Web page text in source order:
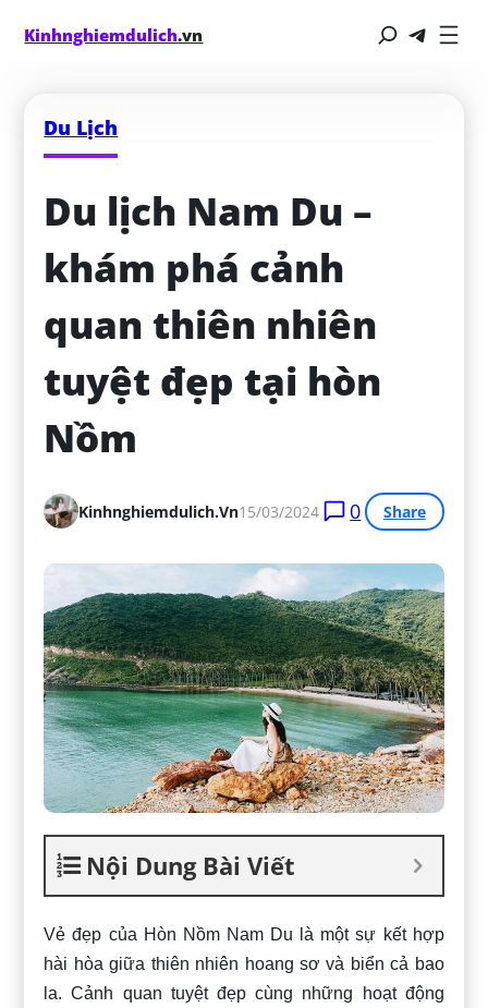
Kinhnghiemdulich.vn
Du Lịch
Du lịch Nam Du –
khám phá cảnh
quan thiên nhiên
tuyệt đẹp tại hòn
Nồm
Kinhnghiemdulich.vn15/03/2024 0 Share
Nội Dung Bài Viết
Vẻ đẹp của Hòn Nồm Nam Du là một sự kết hợp
hài hòa giữa thiên nhiên hoang sơ và biển cả bao
la. Cảnh quan tuyệt đẹp cùng những hoạt động